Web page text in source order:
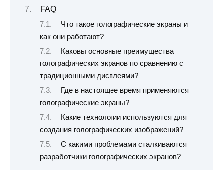
FAQ
Что такое голографические экраны и
как они работают?
Каковы основные преимущества
голографических экранов по сравнению с
традиционными дисплеями?
Где в настоящее время применяются
голографические экраны?
Какие технологии используются для
создания голографических изображений?
С какими проблемами сталкиваются
разработчики голографических экранов?